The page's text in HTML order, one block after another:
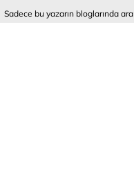
Sadece bu yazarın bloglarında ara